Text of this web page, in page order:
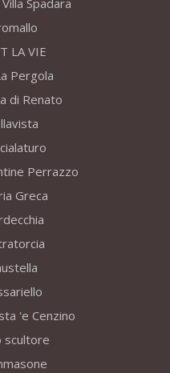
Spadara
LA VIE
Pergola
di Renato
Perrazzo
Greca
'e Cenzino
scultore